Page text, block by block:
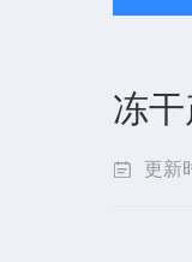
冻
更新